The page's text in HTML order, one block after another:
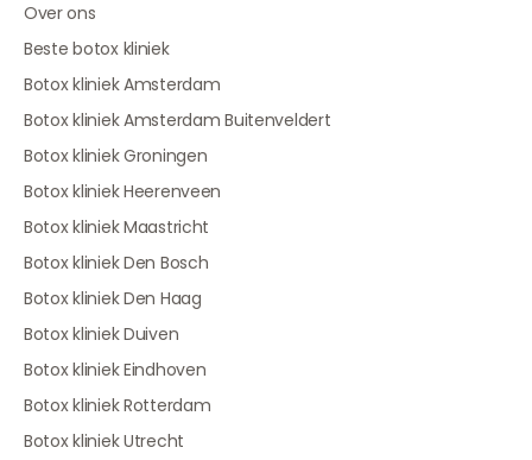
Over ons
Beste botox kliniek
Botox kliniek Amsterdam
Botox kliniek Amsterdam Buitenveldert
Botox kliniek Groningen
Botox kliniek Heerenveen
Botox kliniek Maastricht
Botox kliniek Den Bosch
Botox kliniek Den Haag
Botox kliniek Duiven
Botox kliniek Eindhoven
Botox kliniek Rotterdam
Botox kliniek Utrecht